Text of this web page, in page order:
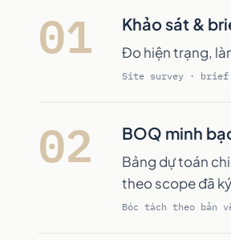
01 Khảo sát &
Đo hiện trạng,
Site survey · brief
02 BOQ minh
Bảng dự toán
theo scope đã
Bóc tách theo bản